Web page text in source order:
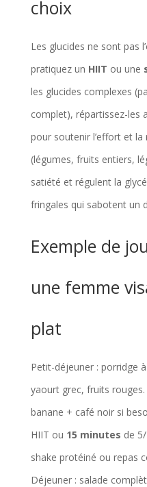
choix
Les glucides ne sont pas
pratiquez un HIIT ou une
les glucides complexes
complet), répartissez-les
pour soutenir l’effort et
(légumes, fruits entiers,
satiété et régulent la
fringales qui sabotent un
Exemple de
une femme
plat
Petit-déjeuner : porridge
yaourt grec, fruits
banane + café noir si
HIIT ou 15 minutes de
shake protéiné ou repas
Déjeuner : salade